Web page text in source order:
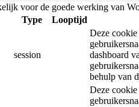
voor de goede werking van
Type Looptijd
session
Deze
dashboard
behulp van
Deze